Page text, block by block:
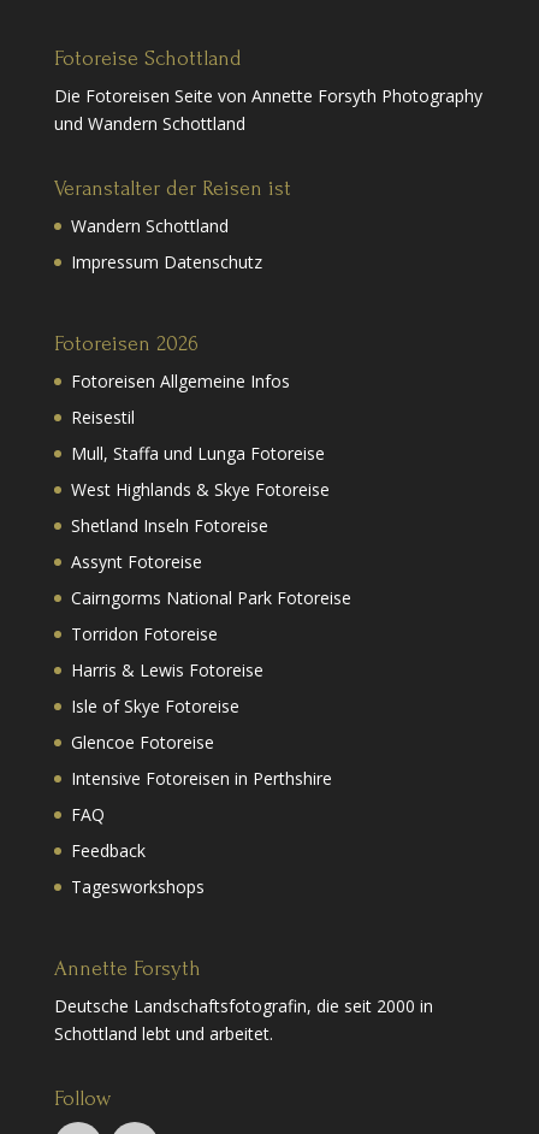
Fotoreise Schottland
Die Fotoreisen Seite von Annette Forsyth Photography
und Wandern Schottland
Veranstalter der Reisen ist
Wandern Schottland
Impressum Datenschutz
Fotoreisen 2026
Fotoreisen Allgemeine Infos
Reisestil
Mull, Staffa und Lunga Fotoreise
West Highlands & Skye Fotoreise
Shetland Inseln Fotoreise
Assynt Fotoreise
Cairngorms National Park Fotoreise
Torridon Fotoreise
Harris & Lewis Fotoreise
Isle of Skye Fotoreise
Glencoe Fotoreise
Intensive Fotoreisen in Perthshire
FAQ
Feedback
Tagesworkshops
Annette Forsyth
Deutsche Landschaftsfotografin, die seit 2000 in
Schottland lebt und arbeitet.
Follow